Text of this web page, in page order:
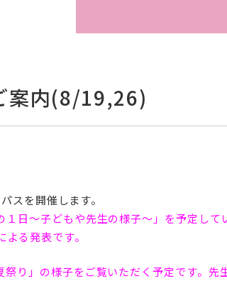
案内(8/19,26)
スを開催します。
日～子どもや先生の様子～」を予定して
る発表です。
り」の様子をご覧いただく予定です。先